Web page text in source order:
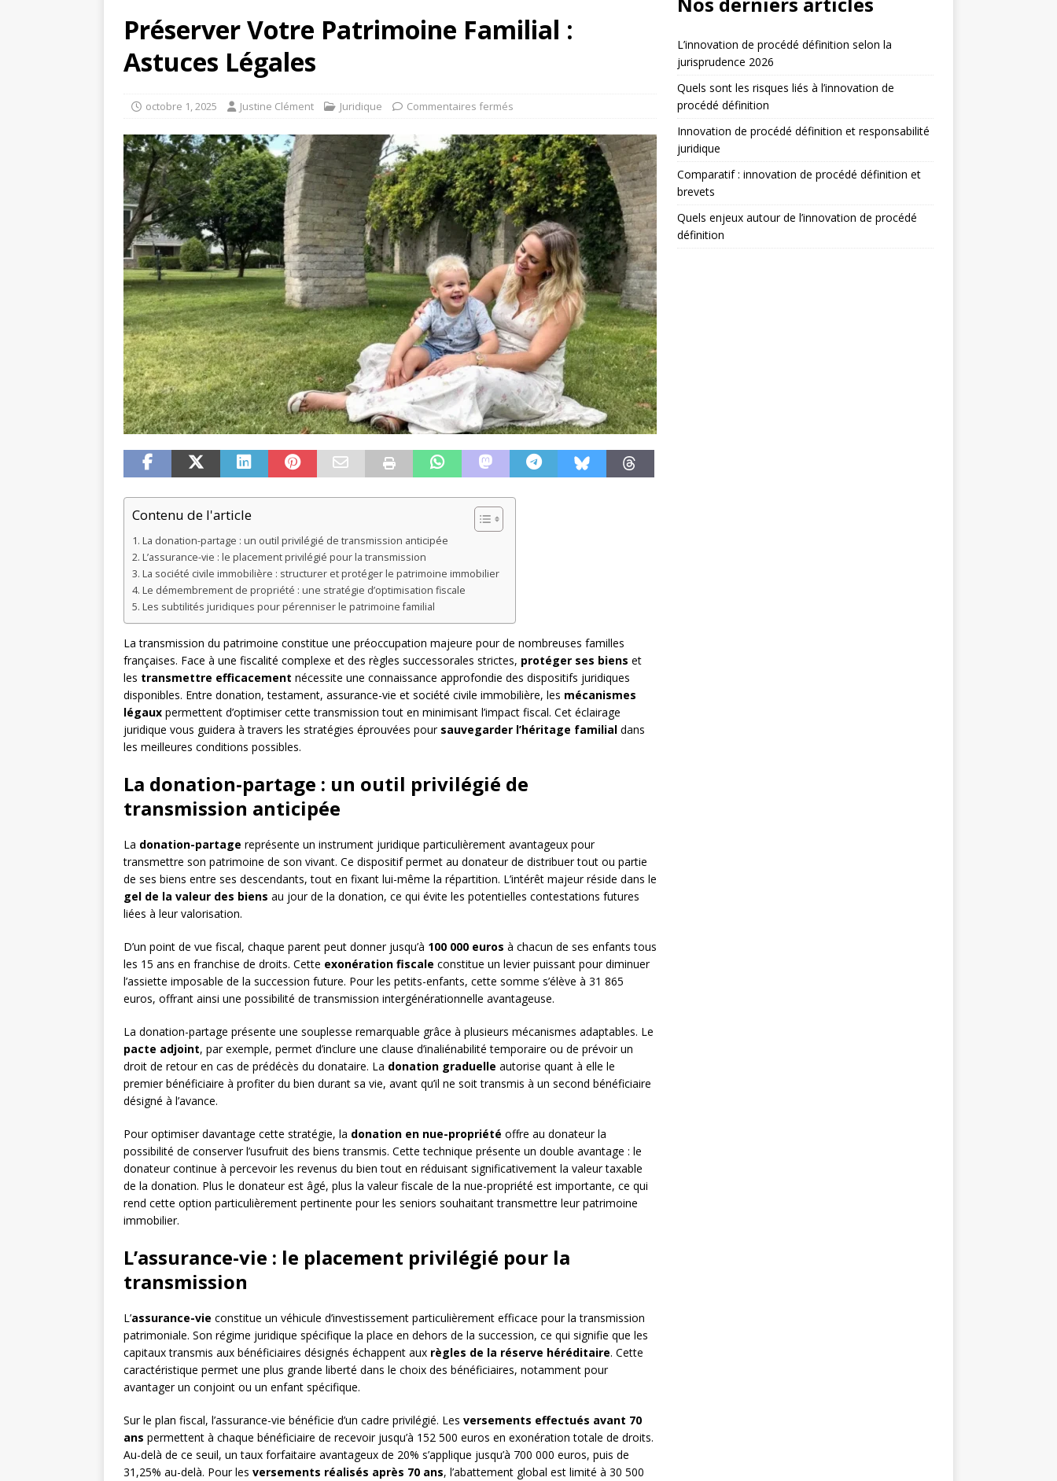
Préserver Votre Patrimoine Familial :
Astuces Légales
octobre 1, 2025 Justine Clément Juridique Commentaires fermés
Contenu de l'article
La donation-partage : un outil privilégié de transmission anticipée
L’assurance-vie : le placement privilégié pour la transmission
La société civile immobilière : structurer et protéger le patrimoine immobilier
Le démembrement de propriété : une stratégie d’optimisation fiscale
Les subtilités juridiques pour pérenniser le patrimoine familial
La transmission du patrimoine constitue une préoccupation majeure pour de nombreuses familles
françaises. Face à une fiscalité complexe et des règles successorales strictes, protéger ses biens et
les transmettre efficacement nécessite une connaissance approfondie des dispositifs juridiques
disponibles. Entre donation, testament, assurance-vie et société civile immobilière, les mécanismes
légaux permettent d’optimiser cette transmission tout en minimisant l’impact fiscal. Cet éclairage
juridique vous guidera à travers les stratégies éprouvées pour sauvegarder l’héritage familial dans
les meilleures conditions possibles.
La donation-partage : un outil privilégié de
transmission anticipée
La donation-partage représente un instrument juridique particulièrement avantageux pour
transmettre son patrimoine de son vivant. Ce dispositif permet au donateur de distribuer tout ou partie
de ses biens entre ses descendants, tout en fixant lui-même la répartition. L’intérêt majeur réside dans le
gel de la valeur des biens au jour de la donation, ce qui évite les potentielles contestations futures
liées à leur valorisation.
D’un point de vue fiscal, chaque parent peut donner jusqu’à 100 000 euros à chacun de ses enfants tous
les 15 ans en franchise de droits. Cette exonération fiscale constitue un levier puissant pour diminuer
l’assiette imposable de la succession future. Pour les petits-enfants, cette somme s’élève à 31 865
euros, offrant ainsi une possibilité de transmission intergénérationnelle avantageuse.
La donation-partage présente une souplesse remarquable grâce à plusieurs mécanismes adaptables. Le
pacte adjoint, par exemple, permet d’inclure une clause d’inaliénabilité temporaire ou de prévoir un
droit de retour en cas de prédécès du donataire. La donation graduelle autorise quant à elle le
premier bénéficiaire à profiter du bien durant sa vie, avant qu’il ne soit transmis à un second bénéficiaire
désigné à l’avance.
Pour optimiser davantage cette stratégie, la donation en nue-propriété offre au donateur la
possibilité de conserver l’usufruit des biens transmis. Cette technique présente un double avantage : le
donateur continue à percevoir les revenus du bien tout en réduisant significativement la valeur taxable
de la donation. Plus le donateur est âgé, plus la valeur fiscale de la nue-propriété est importante, ce qui
rend cette option particulièrement pertinente pour les seniors souhaitant transmettre leur patrimoine
immobilier.
L’assurance-vie : le placement privilégié pour la
transmission
L’assurance-vie constitue un véhicule d’investissement particulièrement efficace pour la transmission
patrimoniale. Son régime juridique spécifique la place en dehors de la succession, ce qui signifie que les
capitaux transmis aux bénéficiaires désignés échappent aux règles de la réserve héréditaire. Cette
caractéristique permet une plus grande liberté dans le choix des bénéficiaires, notamment pour
avantager un conjoint ou un enfant spécifique.
Sur le plan fiscal, l’assurance-vie bénéficie d’un cadre privilégié. Les versements effectués avant 70
ans permettent à chaque bénéficiaire de recevoir jusqu’à 152 500 euros en exonération totale de droits.
Au-delà de ce seuil, un taux forfaitaire avantageux de 20% s’applique jusqu’à 700 000 euros, puis de
31,25% au-delà. Pour les versements réalisés après 70 ans, l’abattement global est limité à 30 500
L’innovation de procédé définition selon la
jurisprudence 2026
Quels sont les risques liés à l’innovation de
procédé définition
Innovation de procédé définition et responsabilité
juridique
Comparatif : innovation de procédé définition et
brevets
Quels enjeux autour de l’innovation de procédé
définition